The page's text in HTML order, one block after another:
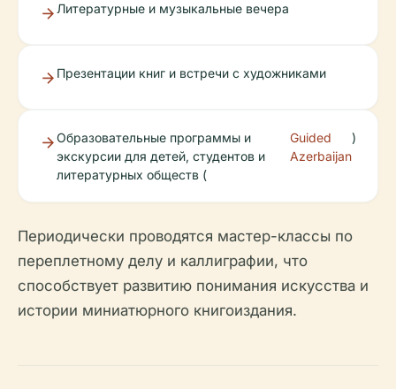
Литературные и музыкальные вечера
Презентации книг и встречи с художниками
Образовательные программы и
экскурсии для детей, студентов и
литературных обществ (
Guided
Azerbaijan
)
Периодически проводятся мастер-классы по
переплетному делу и каллиграфии, что
способствует развитию понимания искусства и
истории миниатюрного книгоиздания.